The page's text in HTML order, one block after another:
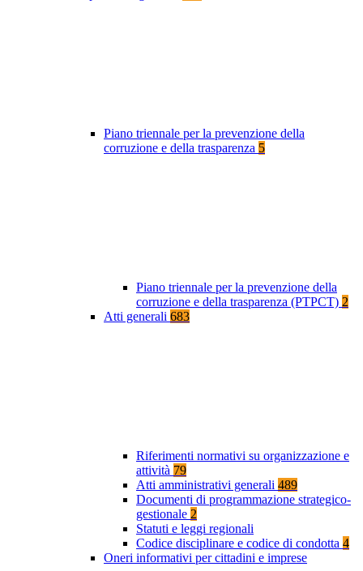
Piano triennale per la prevenzione della
corruzione e della trasparenza 5
Piano triennale per la prevenzione della
corruzione e della trasparenza (PTPCT) 2
Atti generali 683
Riferimenti normativi su organizzazione e
attività 79
Atti amministrativi generali 489
Documenti di programmazione strategico-
gestionale 2
Statuti e leggi regionali
Codice disciplinare e codice di condotta 4
Oneri informativi per cittadini e imprese